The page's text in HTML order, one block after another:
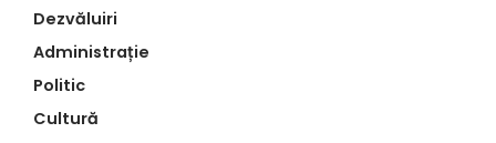
Dezvăluiri
Administrație
Politic
Cultură